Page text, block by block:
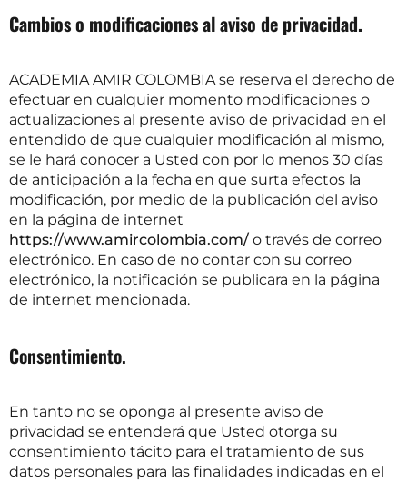
Cambios o modificaciones al aviso de privacidad.
ACADEMIA AMIR COLOMBIA se reserva el derecho de
efectuar en cualquier momento modificaciones o
actualizaciones al presente aviso de privacidad en el
entendido de que cualquier modificación al mismo,
se le hará conocer a Usted con por lo menos 30 días
de anticipación a la fecha en que surta efectos la
modificación, por medio de la publicación del aviso
en la página de internet
https://www.amircolombia.com/ o través de correo
electrónico. En caso de no contar con su correo
electrónico, la notificación se publicara en la página
de internet mencionada.
Consentimiento.
En tanto no se oponga al presente aviso de
privacidad se entenderá que Usted otorga su
consentimiento tácito para el tratamiento de sus
datos personales para las finalidades indicadas en el